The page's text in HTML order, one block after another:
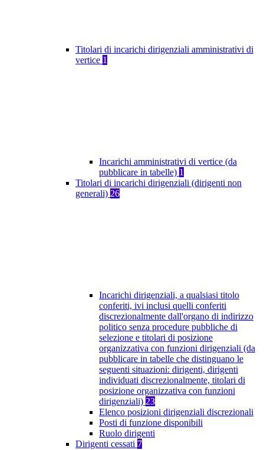
Titolari di incarichi dirigenziali amministrativi di
vertice 1
Incarichi amministrativi di vertice (da
pubblicare in tabelle) 1
Titolari di incarichi dirigenziali (dirigenti non
generali) 26
Incarichi dirigenziali, a qualsiasi titolo
conferiti, ivi inclusi quelli conferiti
discrezionalmente dall'organo di indirizzo
politico senza procedure pubbliche di
selezione e titolari di posizione
organizzativa con funzioni dirigenziali (da
pubblicare in tabelle che distinguano le
seguenti situazioni: dirigenti, dirigenti
individuati discrezionalmente, titolari di
posizione organizzativa con funzioni
dirigenziali) 23
Elenco posizioni dirigenziali discrezionali
Posti di funzione disponibili
Ruolo dirigenti
Dirigenti cessati 7